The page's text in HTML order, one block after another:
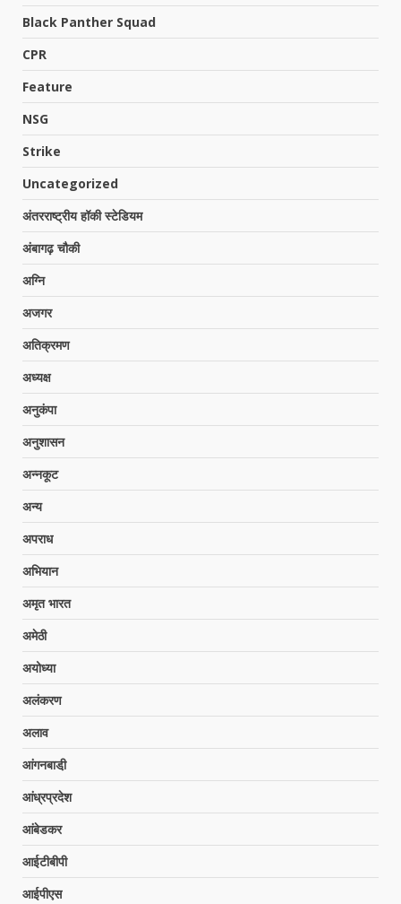
Black Panther Squad
CPR
Feature
NSG
Strike
Uncategorized
अंतरराष्ट्रीय हॉकी स्टेडियम
अंबागढ़ चौकी
अग्नि
अजगर
अतिक्रमण
अध्यक्ष
अनुकंपा
अनुशासन
अन्नकूट
अन्य
अपराध
अभियान
अमृत भारत
अमेठी
अयोध्या
अलंकरण
अलाव
आंगनबाडी़
आंध्रप्रदेश
आंबेडकर
आईटीबीपी
आईपीएस